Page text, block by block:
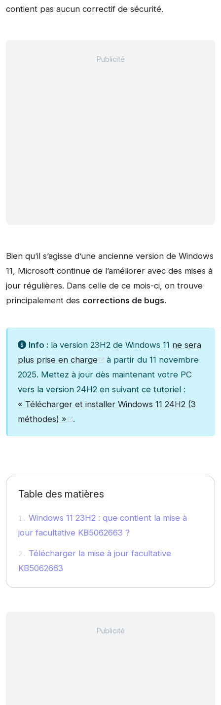
contient pas aucun correctif de sécurité.
Bien qu’il s’agisse d’une ancienne version de Windows
11, Microsoft continue de l’améliorer avec des mises à
jour régulières. Dans celle de ce mois-ci, on trouve
principalement des corrections de bugs.
Info : la version 23H2 de Windows 11 ne sera
plus prise en charge
à partir du 11 novembre
2025. Mettez à jour dès maintenant votre PC
vers la version 24H2 en suivant ce tutoriel :
« Télécharger et installer Windows 11 24H2 (3
méthodes) »
.
Table des matières
Windows 11 23H2 : que contient la mise à
jour facultative KB5062663 ?
Télécharger la mise à jour facultative
KB5062663